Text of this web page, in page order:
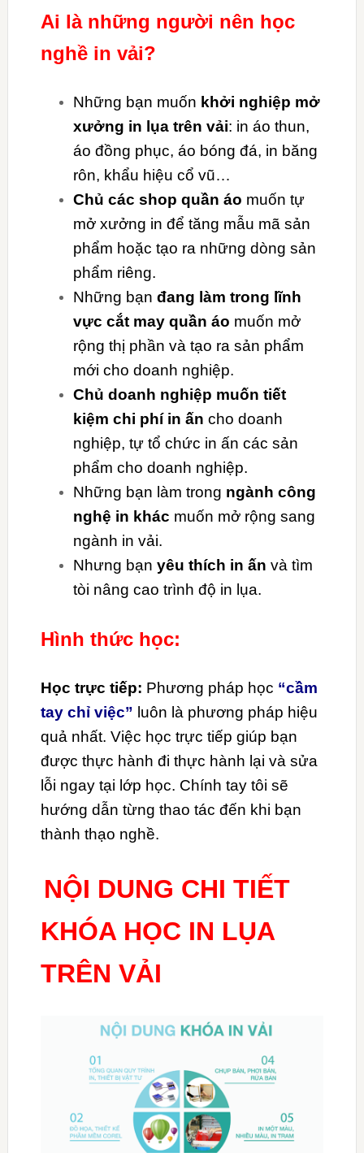
Ai là những người nên học
nghề in vải?
Những bạn muốn khởi nghiệp mở
xưởng in lụa trên vải: in áo thun,
áo đồng phục, áo bóng đá, in băng
rôn, khẩu hiệu cổ vũ…
Chủ các shop quần áo muốn tự
mở xưởng in để tăng mẫu mã sản
phẩm hoặc tạo ra những dòng sản
phẩm riêng.
Những bạn đang làm trong lĩnh
vực cắt may quần áo muốn mở
rộng thị phần và tạo ra sản phẩm
mới cho doanh nghiệp.
Chủ doanh nghiệp muốn tiết
kiệm chi phí in ấn cho doanh
nghiệp, tự tổ chức in ấn các sản
phẩm cho doanh nghiệp.
Những bạn làm trong ngành công
nghệ in khác muốn mở rộng sang
ngành in vải.
Nhưng bạn yêu thích in ấn và tìm
tòi nâng cao trình độ in lụa.
Hình thức học:
Học trực tiếp: Phương pháp học “cầm
tay chỉ việc” luôn là phương pháp hiệu
quả nhất. Việc học trực tiếp giúp bạn
được thực hành đi thực hành lại và sửa
lỗi ngay tại lớp học. Chính tay tôi sẽ
hướng dẫn từng thao tác đến khi bạn
thành thạo nghề.
NỘI DUNG CHI TIẾT
KHÓA HỌC IN LỤA
TRÊN VẢI